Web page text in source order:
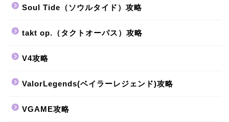
Soul Tide（ソウルタイド）攻略
takt op.（タクトオーパス）攻略
V4攻略
ValorLegends(ベイラーレジェンド)攻略
VGAME攻略